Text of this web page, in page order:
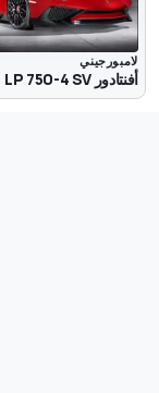
لامبورجيني
أفنتادور LP 750-4 SV